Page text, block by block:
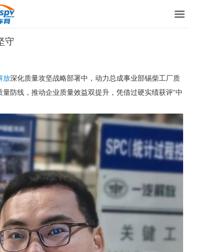
守
放深化质量攻坚战略部署中，动力总成事业部锡柴工厂质
防线，推动企业质量效益双提升，凭借过硬实绩获评“中